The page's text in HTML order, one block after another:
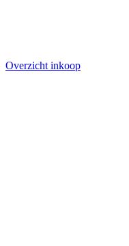
Overzicht inkoop